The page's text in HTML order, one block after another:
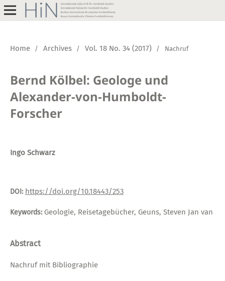
Home / Archives / Vol. 18 No. 34 (2017) / Nachruf
Bernd Kölbel: Geologe und
Alexander-von-Humboldt-
Forscher
Ingo Schwarz
DOI: https://doi.org/10.18443/253
Keywords: Geologie, Reisetagebücher, Geuns, Steven Jan van
Abstract
Nachruf mit Bibliographie